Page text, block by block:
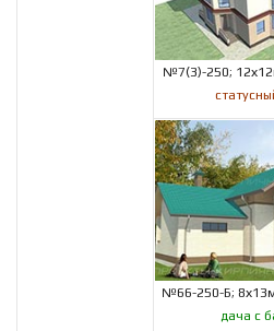
№7(3)-250;
№66-250-Б;
дача с